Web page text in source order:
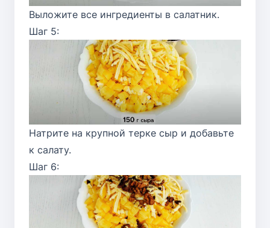
Выложите все ингредиенты в салатник.
Шаг 5:
Натрите на крупной терке сыр и добавьте
к салату.
Шаг 6: